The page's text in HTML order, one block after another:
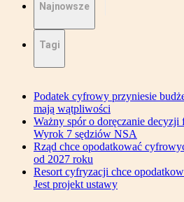
Najnowsze
Tagi
Podatek cyfrowy przyniesie
mają wątpliwości
Ważny spór o doręczanie decyzji
Wyrok 7 sędziów NSA
Rząd chce opodatkować
od 2027 roku
Resort cyfryzacji chce
Jest projekt ustawy